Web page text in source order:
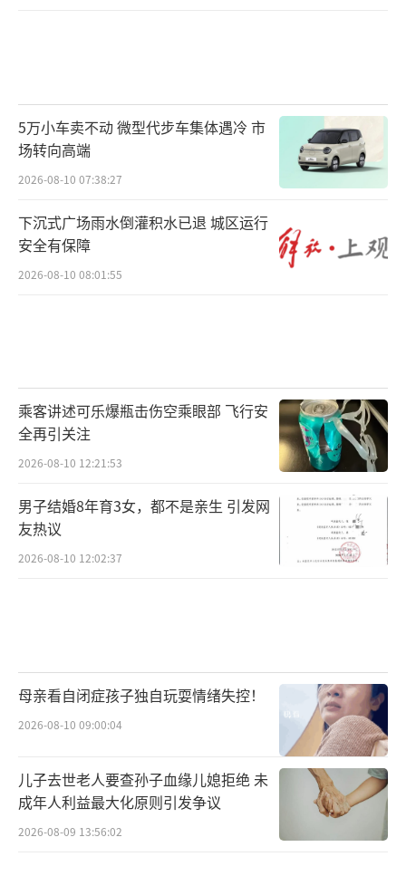
5万小车卖不动 微型代步车集体遇冷 市
场转向高端
2026-08-10 07:38:27
下沉式广场雨水倒灌积水已退 城区运行
安全有保障
2026-08-10 08:01:55
乘客讲述可乐爆瓶击伤空乘眼部 飞行安
全再引关注
2026-08-10 12:21:53
男子结婚8年育3女，都不是亲生 引发网
友热议
2026-08-10 12:02:37
母亲看自闭症孩子独自玩耍情绪失控！
2026-08-10 09:00:04
儿子去世老人要查孙子血缘儿媳拒绝 未
成年人利益最大化原则引发争议
2026-08-09 13:56:02